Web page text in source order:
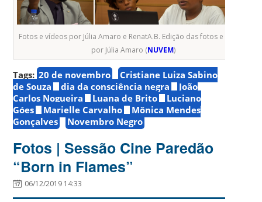
Fotos e vídeos por Júlia Amaro e RenatA.B. Edição das fotos e vídeos
por Júlia Amaro (NUVEM)
Tags: 20 de novembro
Cristiane Luiza Sabino
de Souza
dia da consciência negra
João
Carlos Nogueira
Luana de Brito
Luciano
Góes
Marielle Carvalho
Mônica Mendes
Gonçalves
Novembro Negro
Fotos | Sessão Cine Paredão
“Born in Flames”
06/12/2019 14:33